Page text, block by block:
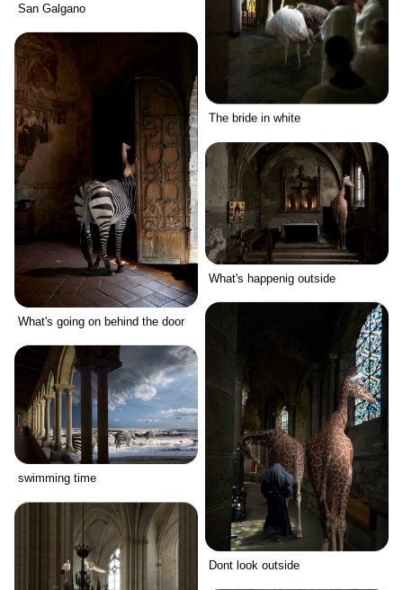
San Galgano
The bride in white
What's going on behind the door
What's happenig outside
Dont look outside
swimming time